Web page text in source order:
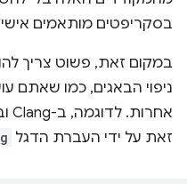
בסקריפטים מותאמים
במקום זאת, פשוט צריך
ניפוי הבאגים, כמו שאתם
זאת על ידי העברת הדגל